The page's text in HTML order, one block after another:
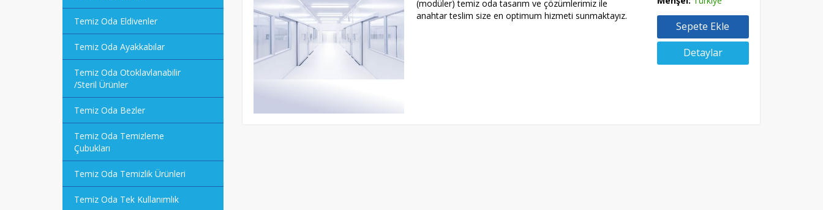
Temiz Oda Eldivenler
Temiz Oda Ayakkabılar
Temiz Oda Otoklavlanabilir
/Steril Ürünler
Temiz Oda Bezler
Temiz Oda Temizleme
Çubukları
Temiz Oda Temizlik Ürünleri
Temiz Oda Tek Kullanımlık
(modüler) temiz oda tasarım ve çözümlerimiz ile
anahtar teslim size en optimum hizmeti sunmaktayız.
Sepete Ekle
Detaylar